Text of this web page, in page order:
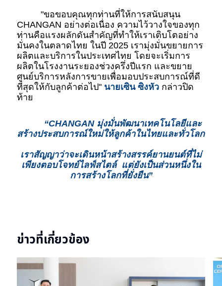
"ขอขอบคุณทุกท่านที่ให้การสนับสนุน
CHANGAN อย่างต่อเนื่อง ความไว้วางใจของทุก
ท่านคือแรงผลักดันสำคัญที่ทำให้เราเติบโตอย่าง
มั่นคงในตลาดไทย ในปี 2025 เรามุ่งมั่นขยายการ
ผลิตและบริการในประเทศไทย โดยจะเริ่มการ
ผลิตในโรงงานระยองช่วงครึ่งปีแรก และขยาย
ศูนย์บริการหลังการขายเพื่อมอบประสบการณ์ที่ดี
ที่สุดให้กับลูกค้าต่อไป" นายเซิน ซิงหัว กล่าวปิด
ท้าย
“CHANGAN มุ่งมั่นพัฒนาเทคโนโลยีและ
สร้างประสบการณ์ใหม่ให้ลูกค้าในไทยและทั่วโลก
เราสัญญาว่าจะเดินหน้าสร้างสรรค์ยานยนต์ที่ไม่
เพียงตอบโจทย์ไลฟ์สไตล์  แต่ยังเป็นส่วนหนึ่งใน
การสร้างโลกที่ยั่งยืน”
ข่าวที่เกี่ยวข้อง